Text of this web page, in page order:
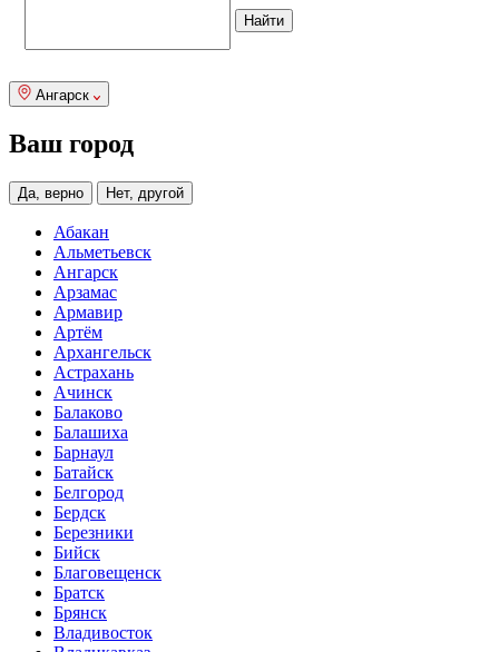
Ангарск
Ваш город
Да, верно Нет, другой
Абакан
Альметьевск
Ангарск
Арзамас
Армавир
Артём
Архангельск
Астрахань
Ачинск
Балаково
Балашиха
Барнаул
Батайск
Белгород
Бердск
Березники
Бийск
Благовещенск
Братск
Брянск
Владивосток